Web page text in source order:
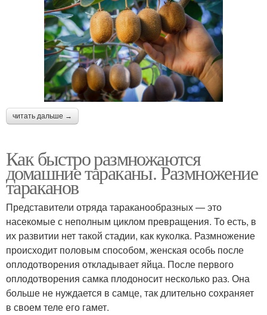
читать дальше →
Как быстро размножаются
домашние тараканы. Размножение
тараканов
Представители отряда тараканообразных — это
насекомые с неполным циклом превращения. То есть, в
их развитии нет такой стадии, как куколка. Размножение
происходит половым способом, женская особь после
оплодотворения откладывает яйца. После первого
оплодотворения самка плодоносит несколько раз. Она
больше не нуждается в самце, так длительно сохраняет
в своем теле его гамет.